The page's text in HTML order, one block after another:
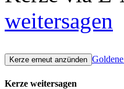
weitersagen
Kerze weitersagen